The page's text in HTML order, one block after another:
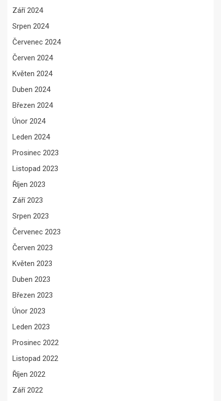
Září 2024
Srpen 2024
Červenec 2024
Červen 2024
Květen 2024
Duben 2024
Březen 2024
Únor 2024
Leden 2024
Prosinec 2023
Listopad 2023
Říjen 2023
Září 2023
Srpen 2023
Červenec 2023
Červen 2023
Květen 2023
Duben 2023
Březen 2023
Únor 2023
Leden 2023
Prosinec 2022
Listopad 2022
Říjen 2022
Září 2022